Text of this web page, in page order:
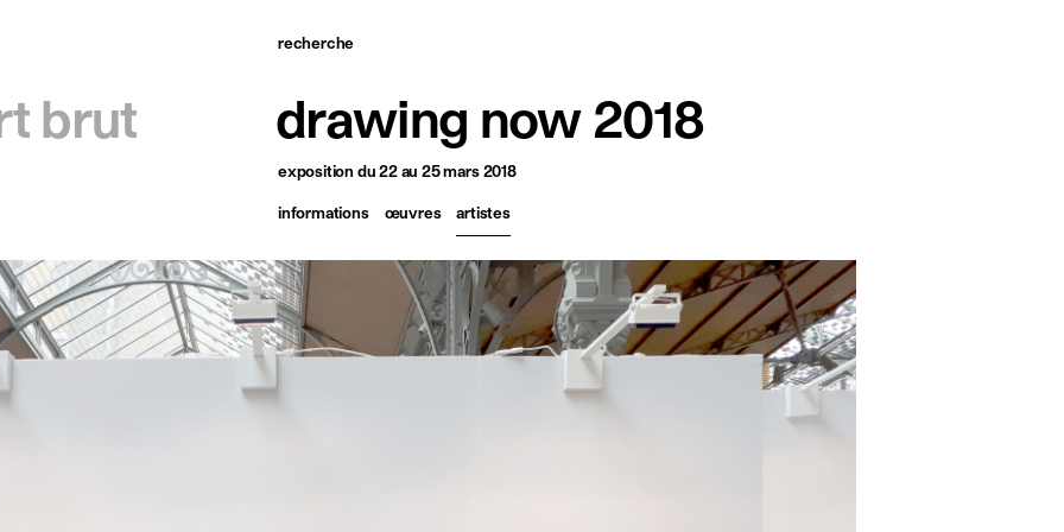
recherche
brut drawing now 2018
exposition du 22 au 25 mars 2018
informations œuvres artistes